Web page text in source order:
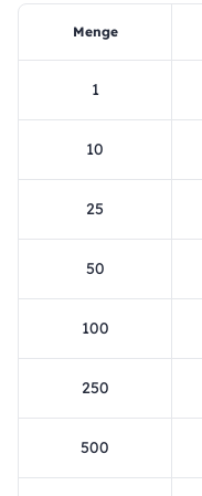
Menge
1
10
25
50
100
250
500